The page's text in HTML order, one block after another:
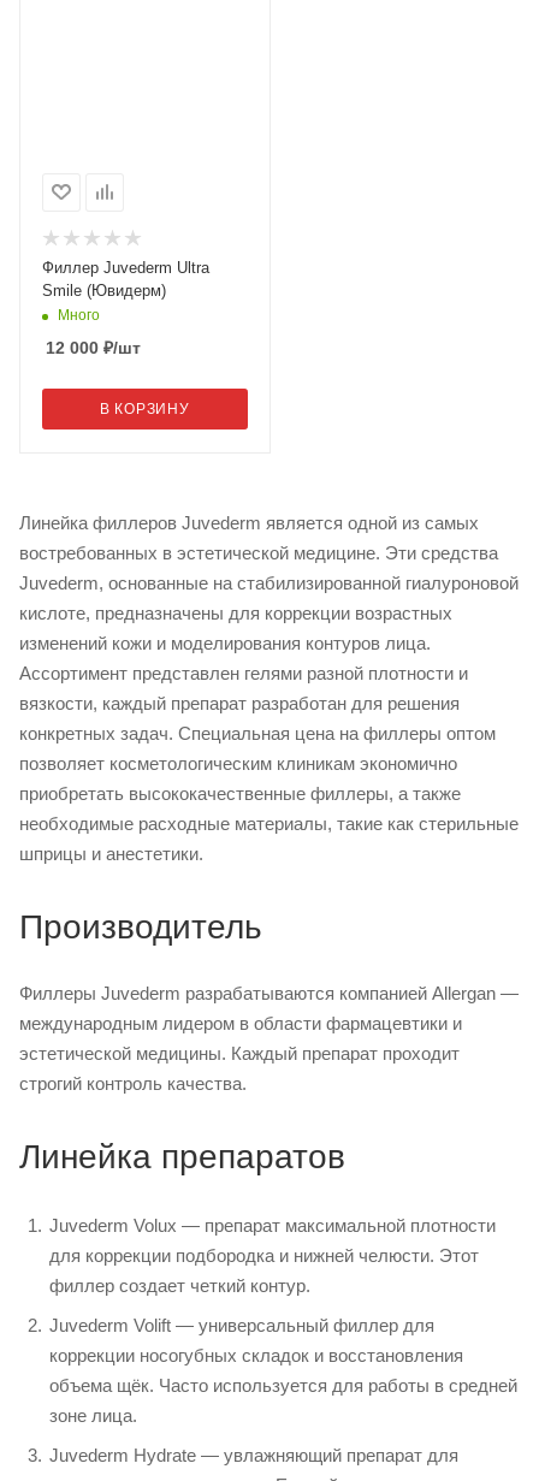
Филлер Juvederm Ultra
Smile (Ювидерм)
Много
12 000 ₽/шт
В КОРЗИНУ
Линейка филлеров Juvederm является одной из самых
востребованных в эстетической медицине. Эти средства
Juvederm, основанные на стабилизированной гиалуроновой
кислоте, предназначены для коррекции возрастных
изменений кожи и моделирования контуров лица.
Ассортимент представлен гелями разной плотности и
вязкости, каждый препарат разработан для решения
конкретных задач. Специальная цена на филлеры оптом
позволяет косметологическим клиникам экономично
приобретать высококачественные филлеры, а также
необходимые расходные материалы, такие как стерильные
шприцы и анестетики.
Производитель
Филлеры Juvederm разрабатываются компанией Allergan —
международным лидером в области фармацевтики и
эстетической медицины. Каждый препарат проходит
строгий контроль качества.
Линейка препаратов
Juvederm Volux — препарат максимальной плотности
для коррекции подбородка и нижней челюсти. Этот
филлер создает четкий контур.
Juvederm Volift — универсальный филлер для
коррекции носогубных складок и восстановления
объема щёк. Часто используется для работы в средней
зоне лица.
Juvederm Hydrate — увлажняющий препарат для